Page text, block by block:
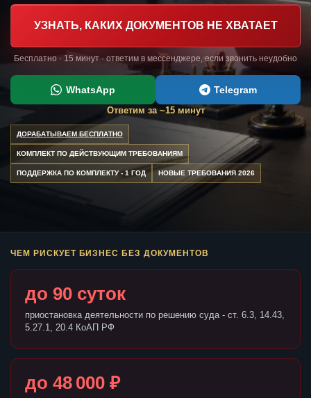
УЗНАТЬ, КАКИХ ДОКУМЕНТОВ НЕ ХВАТАЕТ
Бесплатно · 15 минут · ответим в мессенджере, если звонить неудобно
WhatsApp Telegram
Ответим за ~15 минут
ДОРАБАТЫВАЕМ БЕСПЛАТНО
КОМПЛЕКТ ПО ДЕЙСТВУЮЩИМ ТРЕБОВАНИЯМ
ПОДДЕРЖКА ПО КОМПЛЕКТУ - 1 ГОД НОВЫЕ ТРЕБОВАНИЯ 2026
ЧЕМ РИСКУЕТ БИЗНЕС БЕЗ ДОКУМЕНТОВ
до 90 суток
приостановка деятельности по решению суда - ст. 6.3, 14.43,
5.27.1, 20.4 КоАП РФ
до 48 000 ₽